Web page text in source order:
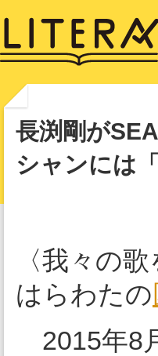
長渕剛が
シャンには
〈我々の
はらわたの
2015年8